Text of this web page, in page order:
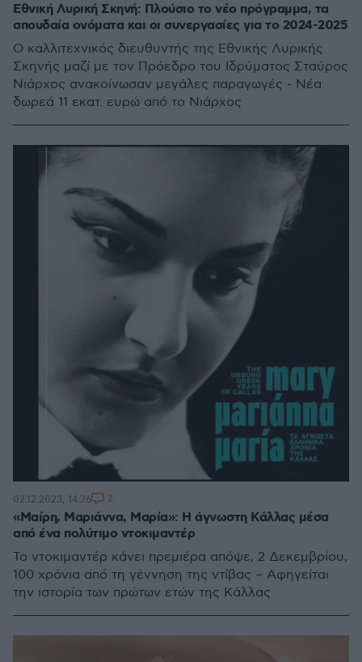
Εθνική Λυρική Σκηνή: Πλούσιο το νέο πρόγραμμα, τα
σπουδαία ονόματα και οι συνεργασίες για το 2024-2025
Ο καλλιτεχνικός διευθυντής της Εθνικής Λυρικής
Σκηνής μαζί με τον Πρόεδρο του Ιδρύματος Σταύρος
Νιάρχος ανακοίνωσαν μεγάλες παραγωγές - Νέα
δωρεά 11 εκατ. ευρώ από το Νιάρχος
«Μαίρη, Μαριάννα, Μαρία»: Η άγνωστη Κάλλας μέσα
από ένα πολύτιμο ντοκιμαντέρ
Το ντοκιμαντέρ κάνει πρεμιέρα απόψε, 2 Δεκεμβρίου,
100 χρόνια από τη γέννηση της ντίβας – Αφηγείται
την ιστορία των πρώτων ετών της Κάλλας
02.12.2023, 14:26 2